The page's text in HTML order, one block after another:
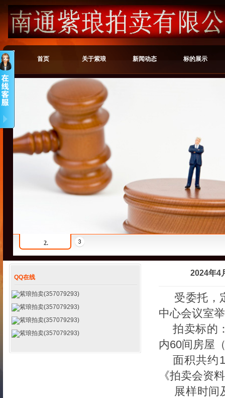
首页 关于紫琅 新闻动态 标的展示
QQ在线
紫琅拍卖(357079293)
紫琅拍卖(357079293)
紫琅拍卖(357079293)
紫琅拍卖(357079293)
2024年4
受委托，
中心会议室
拍卖标的
内60间房屋
面积共约
《拍卖会资
展样时间